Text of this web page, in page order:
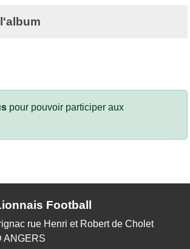
pour pouvoir participer aux
Football
rue Henri et Robert de Cholet
ANGERS